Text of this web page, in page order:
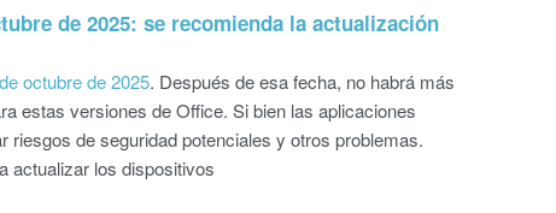
de 2025: se recomienda la actualización
octubre de 2025. Después de esa fecha, no habrá más
estas versiones de Office. Si bien las aplicaciones
riesgos de seguridad potenciales y otros problemas.
actualizar los dispositivos